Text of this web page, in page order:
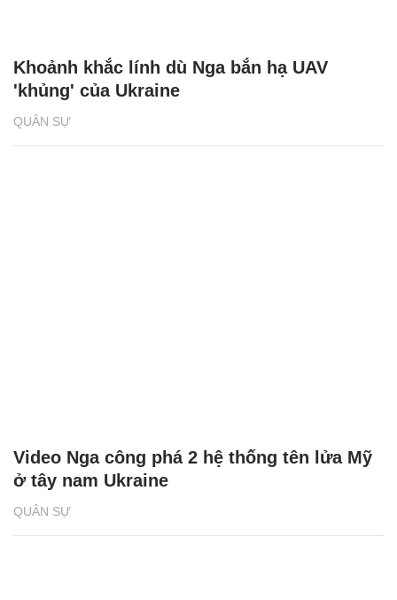
QUÂN SỰ
Khoảnh khắc lính dù Nga bắn hạ UAV
'khủng' của Ukraine
QUÂN SỰ
Video Nga công phá 2 hệ thống tên lửa Mỹ
ở tây nam Ukraine